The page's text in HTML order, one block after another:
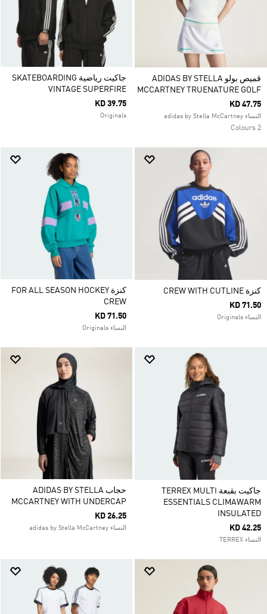
قميص بولو ADIDAS BY STELLA
MCCARTNEY TRUENATURE GOLF
KD 47.75
النساء adidas by Stella McCartney
2 Colours
جاكيت رياضية SKATEBOARDING
VINTAGE SUPERFIRE
KD 39.75
Originals
كنزة CREW WITH CUTLINE
KD 71.50
النساء Originals
كنزة FOR ALL SEASON HOCKEY
CREW
KD 71.50
النساء Originals
جاكيت بقبعة TERREX MULTI
ESSENTIALS CLIMAWARM
INSULATED
KD 42.25
النساء TERREX
حجاب ADIDAS BY STELLA
MCCARTNEY WITH UNDERCAP
KD 26.25
النساء adidas by Stella McCartney